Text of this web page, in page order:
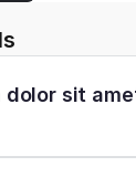
dolor sit